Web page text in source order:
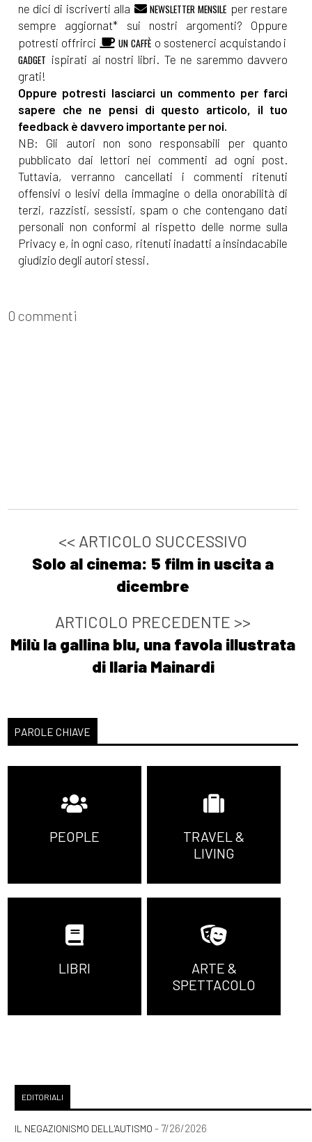
ne dici di iscriverti alla
NEWSLETTER MENSILE per restare
sempre aggiornat* sui nostri argomenti? Oppure
potresti offrirci
UN CAFFÈ o sostenerci acquistando i
GADGET ispirati ai nostri libri. Te ne saremmo davvero
grati!
Oppure potresti lasciarci un commento per farci
sapere che ne pensi di questo articolo, il tuo
feedback è davvero importante per noi.
NB: Gli autori non sono responsabili per quanto
pubblicato dai lettori nei commenti ad ogni post.
Tuttavia, verranno cancellati i commenti ritenuti
offensivi o lesivi della immagine o della onorabilità di
terzi, razzisti, sessisti, spam o che contengano dati
personali non conformi al rispetto delle norme sulla
Privacy e, in ogni caso, ritenuti inadatti a insindacabile
giudizio degli autori stessi.
0 commenti
<< ARTICOLO SUCCESSIVO
Solo al cinema: 5 film in uscita a
dicembre
ARTICOLO PRECEDENTE >>
Milù la gallina blu, una favola illustrata
di Ilaria Mainardi
PAROLE CHIAVE
PEOPLE
TRAVEL &
LIVING
LIBRI
ARTE &
SPETTACOLO
EDITORIALI
IL NEGAZIONISMO DELL'AUTISMO - 7/26/2026